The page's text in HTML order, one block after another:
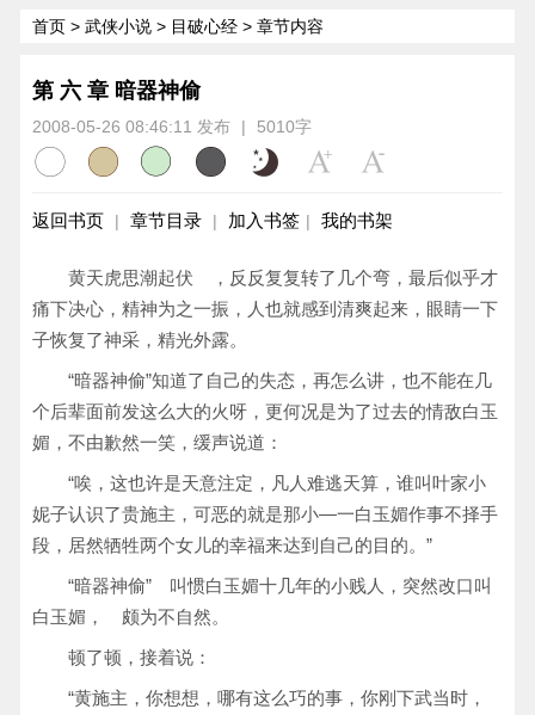
首页 > 武侠小说 > 目破心经 > 章节内容
第 六 章 暗器神偷
2008-05-26 08:46:11 发布 | 5010字
返回书页 | 章节目录 | 加入书签 | 我的书架
黄天虎思潮起伏 ，反反复复转了几个弯，最后似乎才
痛下决心，精神为之一振，人也就感到清爽起来，眼睛一下
子恢复了神采，精光外露。
“暗器神偷”知道了自己的失态，再怎么讲，也不能在几
个后辈面前发这么大的火呀，更何况是为了过去的情敌白玉
媚，不由歉然一笑，缓声说道：
“唉，这也许是天意注定，凡人难逃天算，谁叫叶家小
妮子认识了贵施主，可恶的就是那小—一白玉媚作事不择手
段，居然牺牲两个女儿的幸福来达到自己的目的。”
“暗器神偷” 叫惯白玉媚十几年的小贱人，突然改口叫
白玉媚， 颇为不自然。
顿了顿，接着说：
“黄施主，你想想，哪有这么巧的事，你刚下武当时，